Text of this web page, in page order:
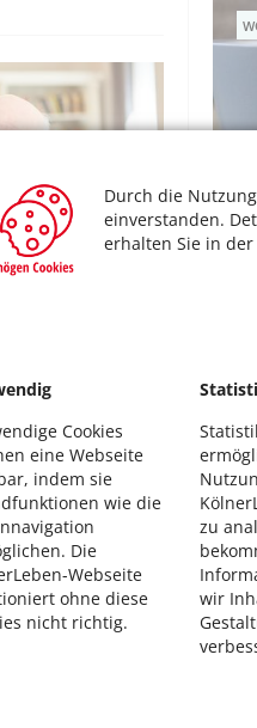
Durch die
einverstanden.
erhalten Sie in
Cookies
eine Webseite
indem sie
wie die
Die
Webseite
ohne diese
nicht richtig.
zu
wir
Pflege?